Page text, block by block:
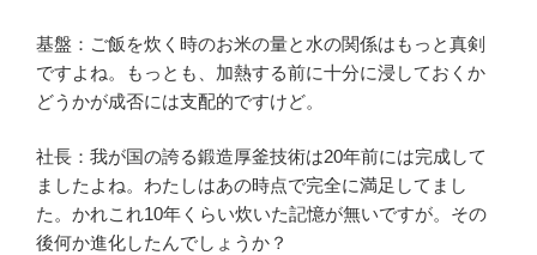
基盤：ご飯を炊く時のお米の量と水の関係はもっと真剣
ですよね。もっとも、加熱する前に十分に浸しておくか
どうかが成否には支配的ですけど。
社長：我が国の誇る鍛造厚釜技術は20年前には完成して
ましたよね。わたしはあの時点で完全に満足してまし
た。かれこれ10年くらい炊いた記憶が無いですが。その
後何か進化したんでしょうか？